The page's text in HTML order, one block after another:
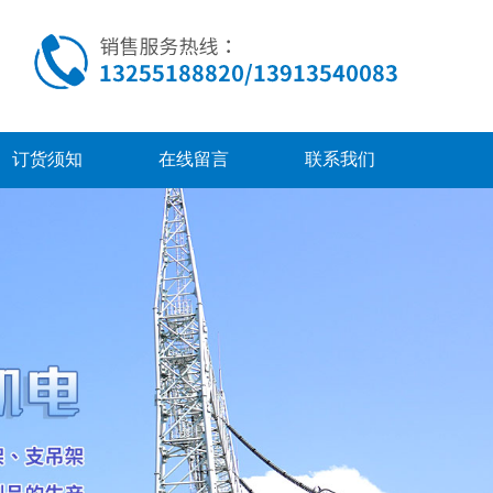
订货须知 在线留言 联系我们